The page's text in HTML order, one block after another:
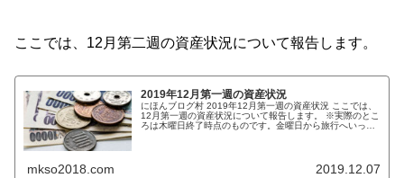
ここでは、12月第二週の資産状況について報告します。
2019年12月第一週の資産状況
にほんブログ村 2019年12月第一週の資産状況 ここでは、
12月第一週の資産状況について報告します。 ※実際のとこ
ろは木曜日終了時点のものです。金曜日から旅行へいって
mkso2018.com 2019.12.07